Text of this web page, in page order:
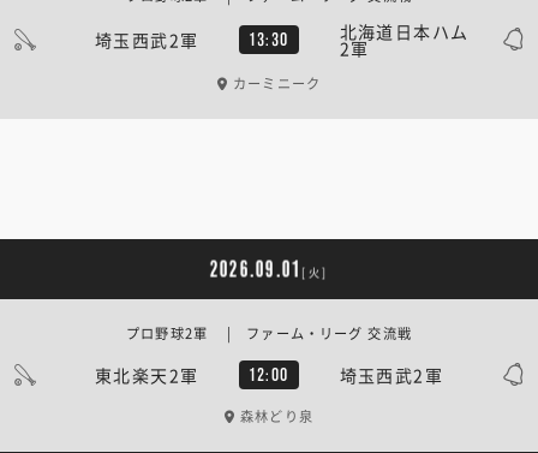
埼玉西武2軍 13:30 北海道日本ハム
2軍
カーミニーク
2026.09.01 [火]
東北楽天2軍 12:00 埼玉西武2軍
プロ野球2軍 | ファーム・リーグ 交流戦
森林どり泉